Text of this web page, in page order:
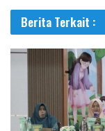
Berita Terkait :